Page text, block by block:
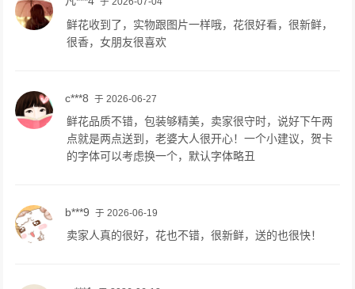
鲜花收到了，实物跟图片一样哦，花很好看，很新鲜，
很香，女朋友很喜欢
c***8 于 2026-06-27
鲜花品质不错，包装够精美，卖家很守时，说好下午两
点就是两点送到，老婆大人很开心！一个小建议，贺卡
的字体可以考虑换一个，默认字体略丑
b***9 于 2026-06-19
卖家人真的很好，花也不错，很新鲜，送的也很快！